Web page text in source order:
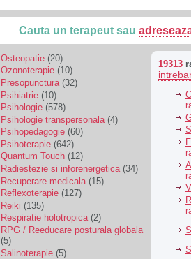
Cauta un terapeut sau
Osteopatie (20)
Ozonoterapie (10)
Presopunctura (32)
Psihiatrie (10)
Psihologie (578)
Psihologie transpersonala (4)
Psihopedagogie (60)
Psihoterapie (642)
Quantum Touch (12)
Radiestezie si inforenergetica(34)
Recuperare medicala (15)
Reflexoterapie (127)
Reiki (135)
Respiratie holotropica(2)
RPG / Reeducare posturala globala
(5)
Salinoterapie (5)
19313